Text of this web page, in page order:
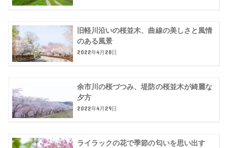
旧軽川沿いの桜並木、曲線の美しさと風情
のある風景
2022年4月28日
余市川の桜づつみ、堤防の桜並木が綺麗な
夕方
2022年4月29日
ライラックの花で季節の匂いを思い出す